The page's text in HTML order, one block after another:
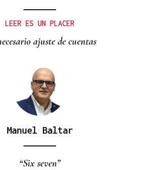
LEER ES UN PLACER
ajuste de cuentas
Manuel Baltar
“Six seven”